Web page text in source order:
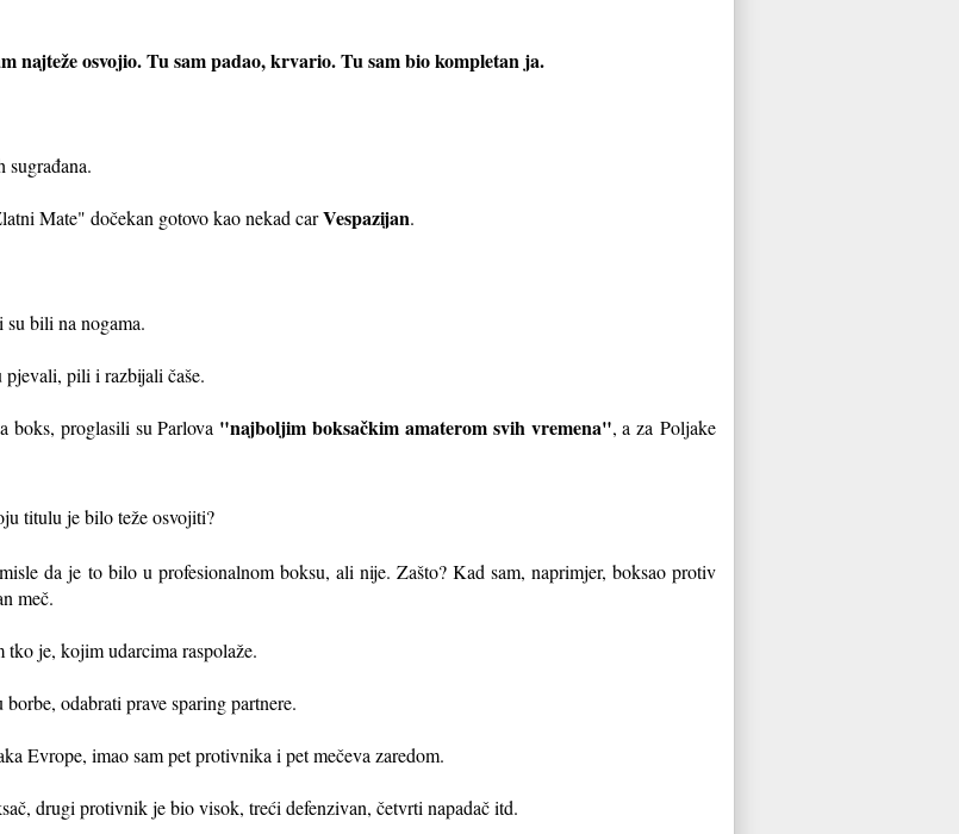
najteže osvojio. Tu sam padao, krvario. Tu sam bio kompletan ja.
sugrađana.
Mate" dočekan gotovo kao nekad carVespazijan.
bili na nogama.
pjevali, pili i razbijali čaše.
boks, proglasili su Parlova "najboljim boksačkim amaterom svih vremena", a zaPoljake
titulu je bilo teže osvojiti?
da je to bilo u profesionalnom boksu, ali nije. Zašto? Kad sam, naprimjer, boksao protiv
meč.
tko je, kojim udarcima raspolaže.
odabrati prave sparing partnere.
Evrope, imao sam pet protivnika i pet mečeva zaredom.
drugi protivnik je bio visok, treći defenzivan, četvrti napadač itd.